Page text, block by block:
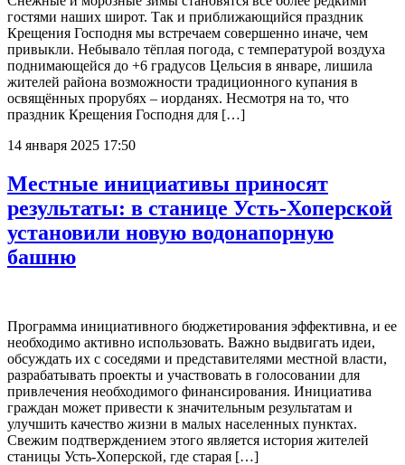
гостями наших широт. Так и приближающийся праздник
Крещения Господня мы встречаем совершенно иначе, чем
привыкли. Небывало тёплая погода, с температурой воздуха
поднимающейся до +6 градусов Цельсия в январе, лишила
жителей района возможности традиционного купания в
освящённых прорубях – иорданях. Несмотря на то, что
праздник Крещения Господня для […]
14 января 2025 17:50
Местные инициативы приносят
результаты: в станице Усть-Хоперской
установили новую водонапорную
башню
Программа инициативного бюджетирования эффективна, и ее
необходимо активно использовать. Важно выдвигать идеи,
обсуждать их с соседями и представителями местной власти,
разрабатывать проекты и участвовать в голосовании для
привлечения необходимого финансирования. Инициатива
граждан может привести к значительным результатам и
улучшить качество жизни в малых населенных пунктах.
Свежим подтверждением этого является история жителей
станицы Усть-Хоперской, где старая […]